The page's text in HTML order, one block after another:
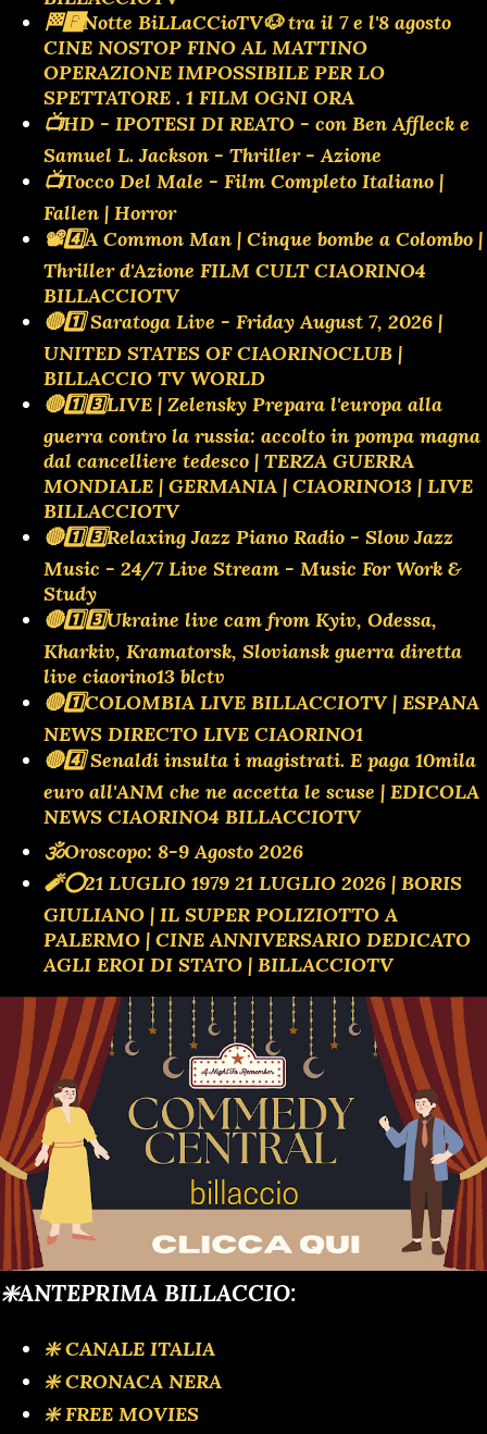
🏁🅿️Notte BiLLaCCioTV🐶 tra il 7 e l'8 agosto
CINE NOSTOP FINO AL MATTINO
OPERAZIONE IMPOSSIBILE PER LO
SPETTATORE . 1 FILM OGNI ORA
📺HD - IPOTESI DI REATO - con Ben Affleck e
Samuel L. Jackson - Thriller - Azione
📺Tocco Del Male - Film Completo Italiano |
Fallen | Horror
📽️4️⃣A Common Man | Cinque bombe a Colombo |
Thriller d'Azione FILM CULT CIAORINO4
BILLACCIOTV
🔴1️⃣ Saratoga Live - Friday August 7, 2026 |
UNITED STATES OF CIAORINOCLUB |
BILLACCIO TV WORLD
🔴1️⃣3️⃣LIVE | Zelensky Prepara l'europa alla
guerra contro la russia: accolto in pompa magna
dal cancelliere tedesco | TERZA GUERRA
MONDIALE | GERMANIA | CIAORINO13 | LIVE
BILLACCIOTV
🔴1️⃣3️⃣Relaxing Jazz Piano Radio - Slow Jazz
Music - 24/7 Live Stream - Music For Work &
Study
🔴1️⃣3️⃣Ukraine live cam from Kyiv, Odessa,
Kharkiv, Kramatorsk, Sloviansk guerra diretta
live ciaorino13 blctv
🔴1️⃣COLOMBIA LIVE BILLACCIOTV | ESPANA
NEWS DIRECTO LIVE CIAORINO1
🔴4️⃣ Senaldi insulta i magistrati. E paga 10mila
euro all'ANM che ne accetta le scuse | EDICOLA
NEWS CIAORINO4 BILLACCIOTV
🕉Oroscopo: 8-9 Agosto 2026
🧨⭕️21 LUGLIO 1979 21 LUGLIO 2026 | BORIS
GIULIANO | IL SUPER POLIZIOTTO A
PALERMO | CINE ANNIVERSARIO DEDICATO
AGLI EROI DI STATO | BILLACCIOTV
❇️ANTEPRIMA BILLACCIO:
❇️ CANALE ITALIA
❇️ CRONACA NERA
❇️ FREE MOVIES